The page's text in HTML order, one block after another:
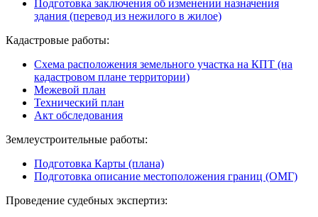
Подготовка заключения об изменении назначения
здания (перевод из нежилого в жилое)
Кадастровые работы:
Схема расположения земельного участка на КПТ (на
кадастровом плане территории)
Межевой план
Технический план
Акт обследования
Землеустроительные работы:
Подготовка Карты (плана)
Подготовка описание местоположения границ (ОМГ)
Проведение судебных экспертиз: